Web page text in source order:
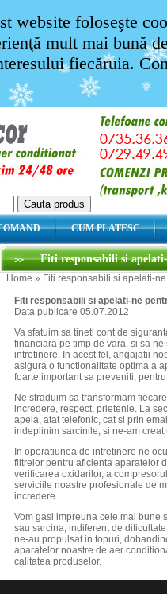
website foloseşte
mult mai bună
fiecăruia.
CUM PLATESC
Fiti responsabili si
Home » Fiti responsabili si apelati-
Fiti responsabili si apelati-ne
Data publicare 05.07.2012
Va sfatuim sa tineti cont de
financiara pe timp de vara, si sa
intretinere. In acest fel, angajatii
asigura o functionalitate optima a
foarte important sa preveniti,
Ne straduim sa transformam
incredere, respect, prietenie. La
apela, atat telefonic, cat si prin
indeplinim sarcinile, si ne-am
In operatiunea de intretinere ne
filtrelor pentru aficienta aparatelor
verificarea oxidarilor, a
serviciile noastre profesionale de
incredere.
Vom gasi impreuna cele mai bune
sau sarcina, indiferent de
ne-au propulsat in topuri,
aparatelor noastre de aer
calitatea produselor.